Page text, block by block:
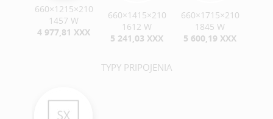
660×1215×210
1457 W
4 977,81 XXX
660×1415×210
1612 W
5 241,03 XXX
660×1715×210
1845 W
5 600,19 XXX
TYPY PRIPOJENIA